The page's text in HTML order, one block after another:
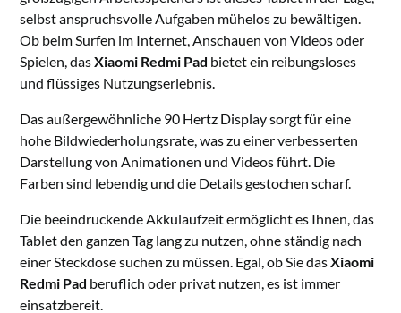
selbst anspruchsvolle Aufgaben mühelos zu bewältigen.
Ob beim Surfen im Internet, Anschauen von Videos oder
Spielen, dasXiaomi Redmi Pad bietet ein reibungsloses
und flüssiges Nutzungserlebnis.
Das außergewöhnliche 90 Hertz Display sorgt für eine
hohe Bildwiederholungsrate, was zu einer verbesserten
Darstellung von Animationen und Videos führt. Die
Farben sind lebendig und die Details gestochen scharf.
Die beeindruckende Akkulaufzeit ermöglicht es Ihnen, das
Tablet den ganzen Tag lang zu nutzen, ohne ständig nach
einer Steckdose suchen zu müssen. Egal, ob Sie dasXiaomi
Redmi Pad beruflich oder privat nutzen, es ist immer
einsatzbereit.